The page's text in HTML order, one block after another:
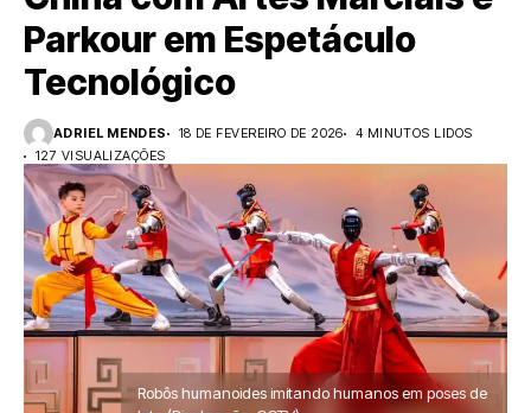
Parkour em Espetáculo
Tecnológico
ADRIEL MENDES 18 DE FEVEREIRO DE 2026
4 MINUTOS LIDOS
127 VISUALIZAÇÕES
Robôs humanoides imitando humanos em poses de